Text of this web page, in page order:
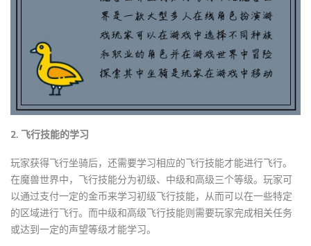
2. 飞行技能的学习
玩家获得飞行坐骑后，还需要学习相应的飞行技能才能进行飞行。
在魔兽世界中，飞行技能分为初级、中级和高级三个等级。玩家可
以通过支付一定的金币来学习初级飞行技能，从而可以在一些特定
的区域进行飞行。而中级和高级飞行技能则需要玩家完成相关任务
或达到一定的声望等级才能学习。